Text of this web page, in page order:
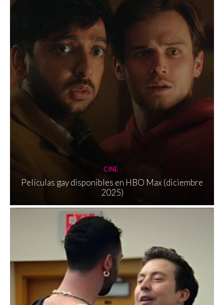
CINE
Películas gay disponibles en HBO Max (diciembre
2025)